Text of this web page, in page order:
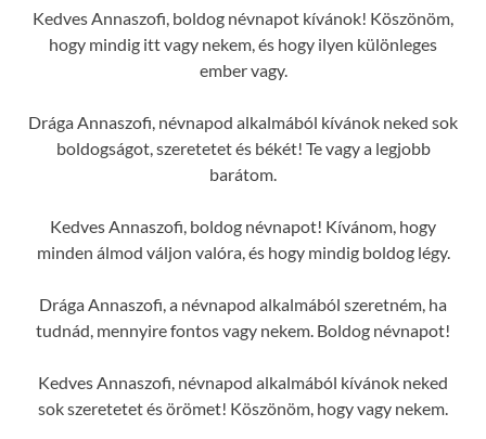
Kedves Annaszofi, boldog névnapot kívánok! Köszönöm,
hogy mindig itt vagy nekem, és hogy ilyen különleges
ember vagy.
Drága Annaszofi, névnapod alkalmából kívánok neked sok
boldogságot, szeretetet és békét! Te vagy a legjobb
barátom.
Kedves Annaszofi, boldog névnapot! Kívánom, hogy
minden álmod váljon valóra, és hogy mindig boldog légy.
Drága Annaszofi, a névnapod alkalmából szeretném, ha
tudnád, mennyire fontos vagy nekem. Boldog névnapot!
Kedves Annaszofi, névnapod alkalmából kívánok neked
sok szeretetet és örömet! Köszönöm, hogy vagy nekem.